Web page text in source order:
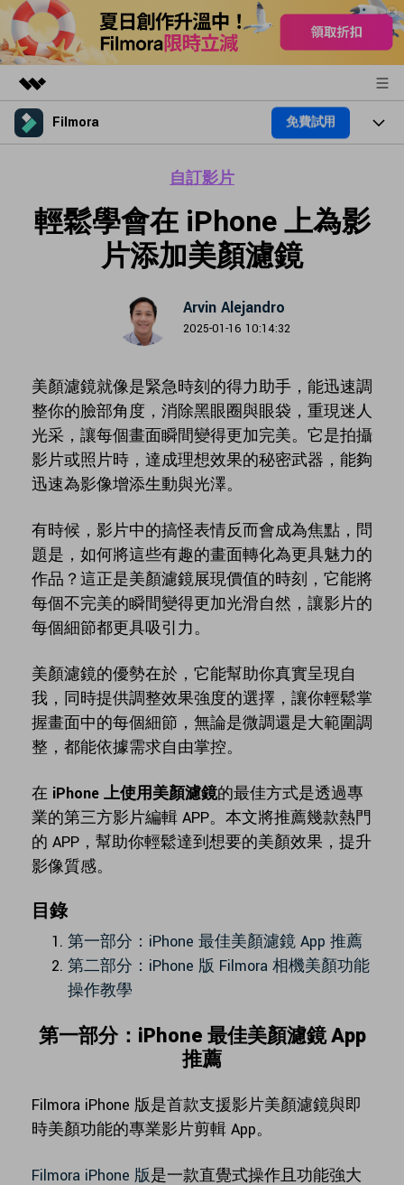
精選產品
總覽
解決方案
關於我們
Filmora 免費試用
平台
AI提示詞大全
收錄 100+ 熱門影片提示詞，快
速生成相似風格影片
推薦朋友得獎勵
每邀請一位連結註冊，就能獲得
100 點兌積分
部落格
聯絡我們
我們隨時為您提供協助
案例分享
如何用 Filmora 做出影響力
聯盟計劃
開啟企業級合作夥伴關係
企業服務
簡單的商業影片解決方案
幫助中心
立即購買 登入
搜尋
自訂影片
輕鬆學會在 iPhone 上為影
片添加美顏濾鏡
Arvin Alejandro
2025-01-16 10:14:32
美顏濾鏡就像是緊急時刻的得力助手，能迅速調
整你的臉部角度，消除黑眼圈與眼袋，重現迷人
光采，讓每個畫面瞬間變得更加完美。它是拍攝
影片或照片時，達成理想效果的秘密武器，能夠
迅速為影像增添生動與光澤。
有時候，影片中的搞怪表情反而會成為焦點，問
題是，如何將這些有趣的畫面轉化為更具魅力的
作品？這正是美顏濾鏡展現價值的時刻，它能將
每個不完美的瞬間變得更加光滑自然，讓影片的
每個細節都更具吸引力。
美顏濾鏡的優勢在於，它能幫助你真實呈現自
我，同時提供調整效果強度的選擇，讓你輕鬆掌
握畫面中的每個細節，無論是微調還是大範圍調
整，都能依據需求自由掌控。
在 iPhone 上使用美顏濾鏡的最佳方式是透過專
業的第三方影片編輯 APP。本文將推薦幾款熱門
的 APP，幫助你輕鬆達到想要的美顏效果，提升
影像質感。
目錄
第一部分：iPhone 最佳美顏濾鏡 App 推薦
第二部分：iPhone 版 Filmora 相機美顏功能
操作教學
第一部分：iPhone 最佳美顏濾鏡 App
推薦
Filmora iPhone 版是首款支援影片美顏濾鏡與即
時美顏功能的專業影片剪輯 App。
Filmora iPhone 版是一款直覺式操作且功能強大